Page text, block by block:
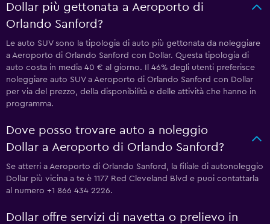
Dollar più gettonata a Aeroporto di
Orlando Sanford?
Le auto SUV sono la tipologia di auto più gettonata da noleggiare
a Aeroporto di Orlando Sanford con Dollar. Questa tipologia di
auto costa in media 40 € al giorno. Il 46% degli utenti preferisce
noleggiare auto SUV a Aeroporto di Orlando Sanford con Dollar
per via del prezzo, della disponibilità e delle attività che hanno in
programma.
Dove posso trovare auto a noleggio
Dollar a Aeroporto di Orlando Sanford?
Se atterri a Aeroporto di Orlando Sanford, la filiale di autonoleggio
Dollar più vicina a te è 1177 Red Cleveland Blvd e puoi contattarla
al numero +1 866 434 2226.
Dollar offre servizi di navetta o prelievo in